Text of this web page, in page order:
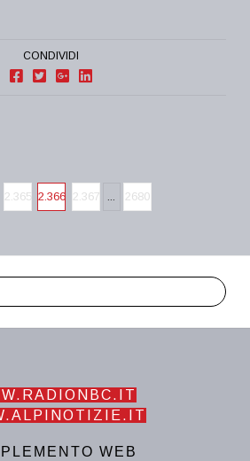
CONDIVIDI
2.365 2.366 2.367 ... 2680
WEB